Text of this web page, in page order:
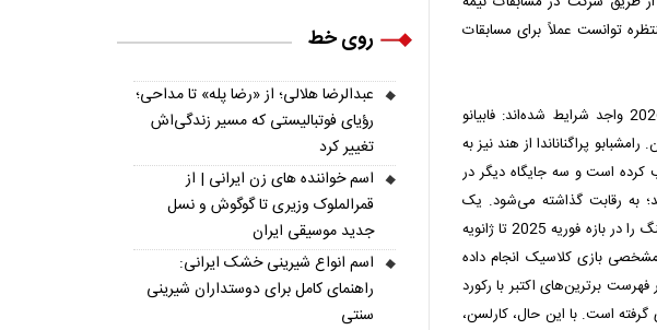
توانست عملاً برای مسابقات
تاکنون سه استاد بزرگ رسماً برای مسابقات کاندیداتوری 2026 واجد شرایط شده‌اند: فابیانو
پراگناناندا از هند نیز به
کرده است و سه جایگاه دیگر در
شد؛ به رقابت گذاشته می‌شود. یک
جایگاه دیگر به بازیکنی اعطا می‌شود که بالاترین میانگین ریتینگ را در بازه فوریه 2025 تا ژانویه
مشخصی بازی کلاسیک انجام داده
فهرست برترین‌های اکتبر با رکورد
گرفته است. با این حال، کارلسن،
روی خط
عبدالرضا هلالی؛ از «رضا پله» تا مداحی؛
رؤیای فوتبالیستی که مسیر زندگی‌اش
تغییر کرد
اسم خواننده های زن ایرانی | از
قمرالملوک وزیری تا گوگوش و نسل
جدید موسیقی ایران
اسم انواع شیرینی خشک ایرانی:
راهنمای کامل برای دوستداران شیرینی
سنتی